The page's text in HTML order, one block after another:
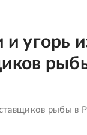
угорь
рыбы в